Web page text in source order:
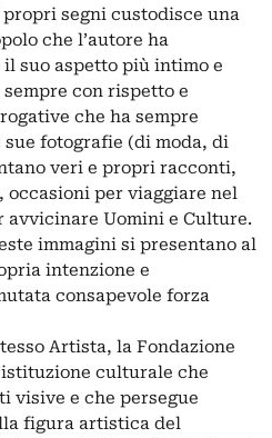
segni custodisce una
che l’autore ha
suo aspetto più intimo e
con rispetto e
che ha sempre
fotografie (di moda, di
veri e propri racconti,
occasioni per viaggiare nel
avvicinare Uomini e Culture.
immagini si presentano al
intenzione e
consapevole forza
Artista, la Fondazione
culturale che
visive e che persegue
figura artistica del